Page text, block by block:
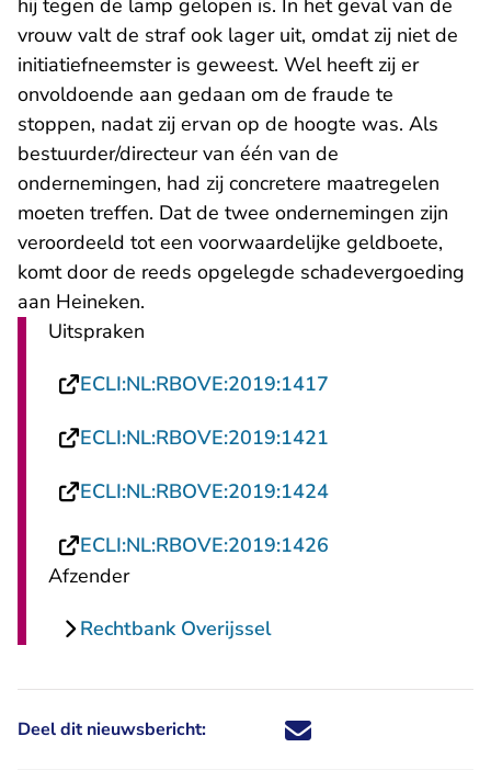
hij tegen de lamp gelopen is. In het geval van de
vrouw valt de straf ook lager uit, omdat zij niet de
initiatiefneemster is geweest. Wel heeft zij er
onvoldoende aan gedaan om de fraude te
stoppen, nadat zij ervan op de hoogte was. Als
bestuurder/directeur van één van de
ondernemingen, had zij concretere maatregelen
moeten treffen. Dat de twee ondernemingen zijn
veroordeeld tot een voorwaardelijke geldboete,
komt door de reeds opgelegde schadevergoeding
aan Heineken.
Uitspraken
ECLI:NL:RBOVE:2019:1417
ECLI:NL:RBOVE:2019:1421
ECLI:NL:RBOVE:2019:1424- U verlaat
ECLI:NL:RBOVE:2019:1426
Afzender
Rechtbank Overijssel
Deel dit nieuwsbericht: Deel dit nieuwsbericht via X -
Deel dit nieuwsbericht via
Deel dit nieuwsbericht
Deel dit